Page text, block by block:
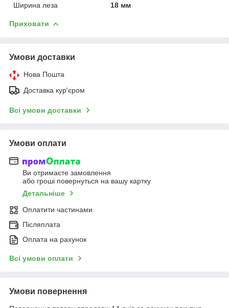
Ширина леза
18 мм
Приховати
Умови доставки
Нова Пошта
Доставка кур'єром
Всі умови доставки
Умови оплати
Ви отримаєте замовлення
або гроші повернуться на вашу картку
Детальніше
Оплатити частинами
Післяплата
Оплата на рахунок
Всі умови оплати
Умови повернення